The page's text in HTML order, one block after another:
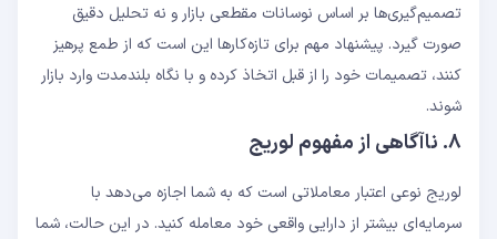
تصمیم‌گیری‌ها بر اساس نوسانات مقطعی بازار و نه تحلیل دقیق
صورت گیرد. پیشنهاد مهم برای تازه‌کارها این است که از طمع پرهیز
کنند، تصمیمات خود را از قبل اتخاذ کرده و با نگاه بلندمدت وارد بازار
شوند.
۸. ناآگاهی از مفهوم لوریج
لوریج نوعی اعتبار معاملاتی است که به شما اجازه می‌دهد با
سرمایه‌ای بیشتر از دارایی واقعی خود معامله کنید. در این حالت، شما